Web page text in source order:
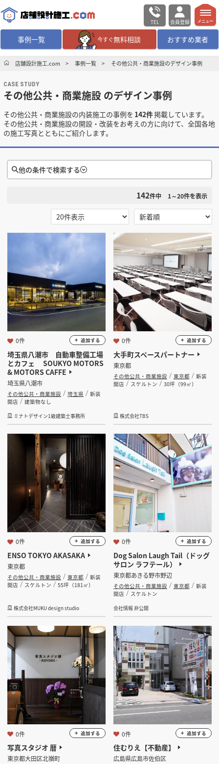
TEL 会員登録
事例一覧 今すぐ無料相談 おすすめ業者
無料相談 ログイン／会員登録
デザイン設計・施工業者を探す
店舗・商業施設の施工事例を探す
マッチング案件一覧
店舗設計施工.comとは
掲載希望のデザイン設計・施工会社様へ
店舗開業・改装を ご検討中の方へ
メニュー
店舗設計施工.com 事例一覧 その他公共・商業施設のデザイン事例
CASE STUDY
その他公共・商業施設 のデザイン事例
その他公共・商業施設の内装施工の事例を 142件掲載しています。
その他公共・商業施設の開設・改装をお考えの方に向けて、全国各地
の施工写真とともにご紹介します。
他の条件で検索する
検索条件をクリア
業種 選択する
その他公共・商業施設
設計・施工範囲 選択する
設計施工会社 選択する
金額
会員ログインすると検索できます。
坪数
坪
フリーワード
検索する
142件中 1～20件を表示
埼玉県八潮市 自動車整備工場
とカフェ SOUKYO MOTORS
& MOTORS CAFFE
埼玉県八潮市
その他公共・商業施設 埼玉県
新装
開店
建築物なし
ミナトデザイン1級建築士事務所
0件 追加する
大手町スペースパートナー
東京都
その他公共・商業施設 東京都
新装
開店
スケルトン 30坪（99㎡）
株式会社TBS
0件 追加する
ENSO TOKYO AKASAKA
東京都
その他公共・商業施設 東京都
新装
開店
スケルトン 55坪（181㎡）
株式会社MUKU design studio
0件 追加する
Dog Salon Laugh Tail（ドッグ
サロン ラフテール）
東京都あきる野市野辺
その他公共・商業施設 東京都
新装
開店
スケルトン
会社情報 非公開
0件 追加する
写真スタジオ 暦
東京都大田区北嶺町
0件 追加する
住むりえ【不動産】
広島県広島市佐伯区
0件 追加する